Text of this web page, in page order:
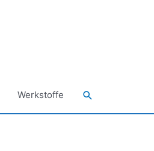
Werkstoffe Suchen